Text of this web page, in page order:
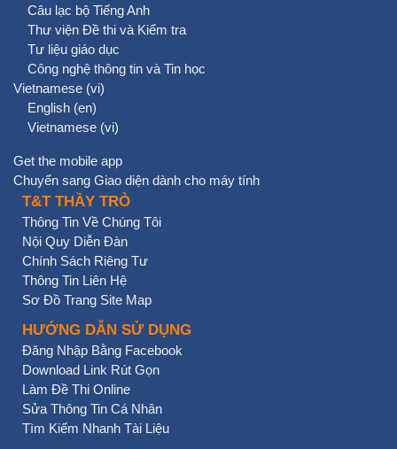
Câu lạc bộ Tiếng Anh
Thư viện Đề thi và Kiểm tra
Tư liệu giáo dục
Công nghệ thông tin và Tin học
Vietnamese ‎(vi)‎
English ‎(en)‎
Vietnamese ‎(vi)‎
Get the mobile app
Chuyển sang Giao diện dành cho máy tính
T&T THẦY TRÒ
Thông Tin Về Chúng Tôi
Nội Quy Diễn Đàn
Chính Sách Riêng Tư
Thông Tin Liên Hệ
Sơ Đồ Trang Site Map
HƯỚNG DẪN SỬ DỤNG
Đăng Nhập Bằng Facebook
Download Link Rút Gọn
Làm Đề Thi Online
Sửa Thông Tin Cá Nhân
Tìm Kiếm Nhanh Tài Liệu